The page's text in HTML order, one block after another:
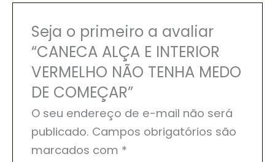
Seja o primeiro a avaliar
“CANECA ALÇA E INTERIOR
VERMELHO NÃO TENHA MEDO
DE COMEÇAR”
O seu endereço de e-mail não será
publicado. Campos obrigatórios são
marcados com *